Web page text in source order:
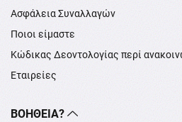
Ασφάλεια Συναλλαγών
Ποιοι είμαστε
Κώδικας Δεοντολογίας περί
Εταιρείες
ΒΟΉΘΕΙΑ?